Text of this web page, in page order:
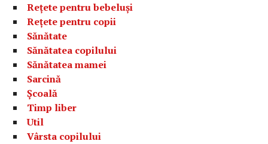
Rețete pentru bebeluși
Rețete pentru copii
Sănătate
Sănătatea copilului
Sănătatea mamei
Sarcină
Școală
Timp liber
Util
Vârsta copilului